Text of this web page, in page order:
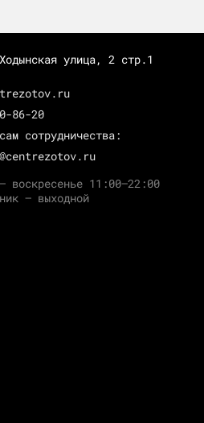
улица, 2 стр.1
86-20
сотрудничества:
воскресенье 11:00–22:00
— выходной